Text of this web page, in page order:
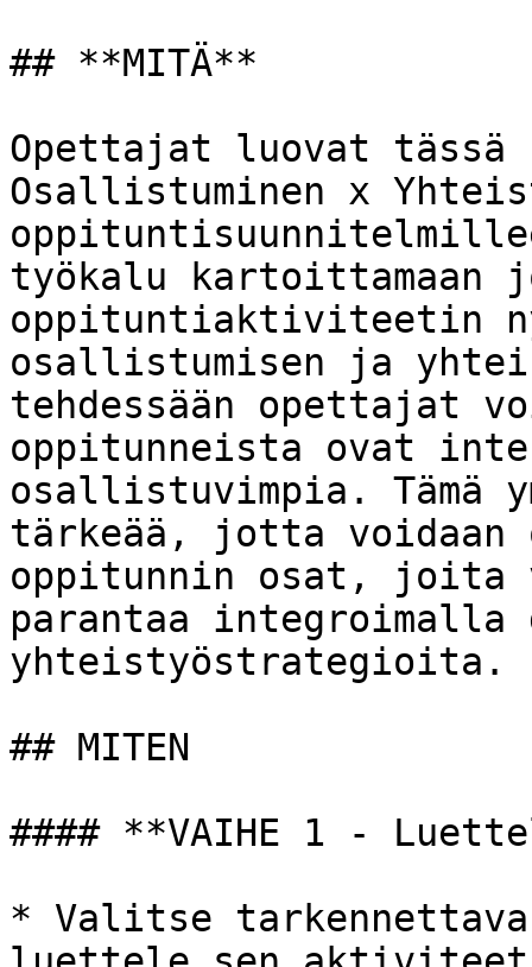
## **MITÄ**
Opettajat luovat tässä
Osallistuminen x
työkalu kartoittamaan
oppituntiaktiviteetin
osallistumisen ja
tehdessään opettajat
oppitunneista ovat
osallistuvimpia. Tämä
tärkeää, jotta
oppitunnin osat,
parantaa
yhteistyöstrategioita.
## MITEN
#### **VAIHE 1 -
* Valitse